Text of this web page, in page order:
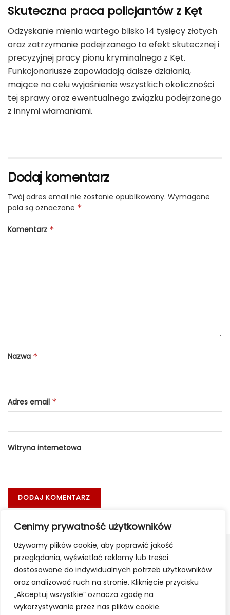
Cenimy prywatność użytkowników
Używamy plików cookie, aby poprawić jakość
przeglądania, wyświetlać reklamy lub treści
dostosowane do indywidualnych potrzeb użytkowników
oraz analizować ruch na stronie. Kliknięcie przycisku
„Akceptuj wszystkie” oznacza zgodę na
wykorzystywanie przez nas plików cookie.
Skuteczna praca policjantów z Kęt
Odzyskanie mienia wartego blisko 14 tysięcy złotych
oraz zatrzymanie podejrzanego to efekt skutecznej i
precyzyjnej pracy pionu kryminalnego z Kęt.
Funkcjonariusze zapowiadają dalsze działania,
mające na celu wyjaśnienie wszystkich okoliczności
tej sprawy oraz ewentualnego związku podejrzanego
z innymi włamaniami.
Dodaj komentarz
Twój adres email nie zostanie opublikowany. Wymagane
pola są oznaczone *
Komentarz *
Nazwa *
Adres email *
Witryna internetowa
Apteki Poczta Reklama Kontakt